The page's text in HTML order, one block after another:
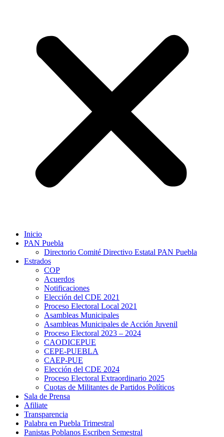
Inicio
PAN Puebla
Directorio Comité Directivo Estatal PAN Puebla
Estrados
COP
Acuerdos
Notificaciones
Elección del CDE 2021
Proceso Electoral Local 2021
Asambleas Municipales
Asambleas Municipales de Acción Juvenil
Proceso Electoral 2023 – 2024
CAODICEPUE
CEPE-PUEBLA
CAEP-PUE
Elección del CDE 2024
Proceso Electoral Extraordinario 2025
Cuotas de Militantes de Partidos Políticos
Sala de Prensa
Afiliate
Transparencia
Palabra en Puebla Trimestral
Panistas Poblanos Escriben Semestral